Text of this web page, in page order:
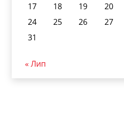
17
18 19 20
24
25 26 27
31
« Лип